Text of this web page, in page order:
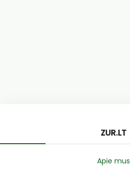
ZUR.LT
Apie mus